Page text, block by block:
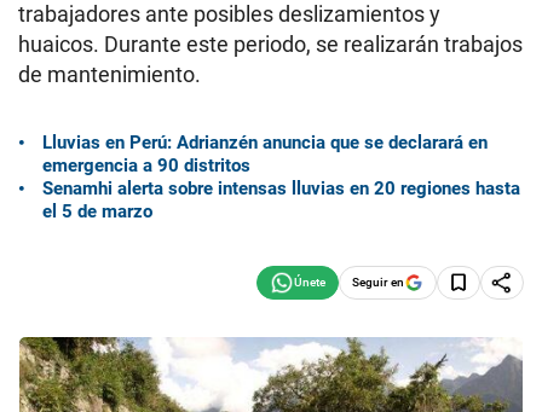
trabajadores ante posibles deslizamientos y
huaicos. Durante este periodo, se realizarán trabajos
de mantenimiento.
Lluvias en Perú: Adrianzén anuncia que se declarará en
emergencia a 90 distritos
Senamhi alerta sobre intensas lluvias en 20 regiones hasta
el 5 de marzo
Seguir en